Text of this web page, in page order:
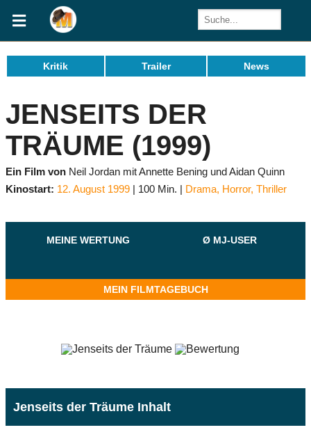
Kritik Trailer News
JENSEITS DER
TRÄUME (1999)
Ein Film von Neil Jordan mit Annette Bening und Aidan Quinn
Kinostart: 12. August 1999 100 Min. Drama, Horror, Thriller
MEINE WERTUNG Ø MJ-USER
MEIN FILMTAGEBUCH
Jenseits der Träume Inhalt